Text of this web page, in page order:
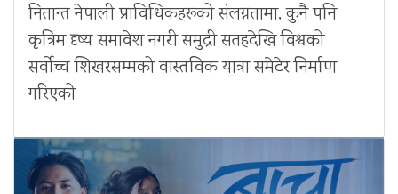
नितान्त नेपाली प्राविधिकहरूको संलग्नतामा, कुनै पनि
कृत्रिम दृष्य समावेश नगरी समुद्री सतहदेखि विश्वको
सर्वोच्च शिखरसम्मको वास्तविक यात्रा समेटेर निर्माण
गरिएको